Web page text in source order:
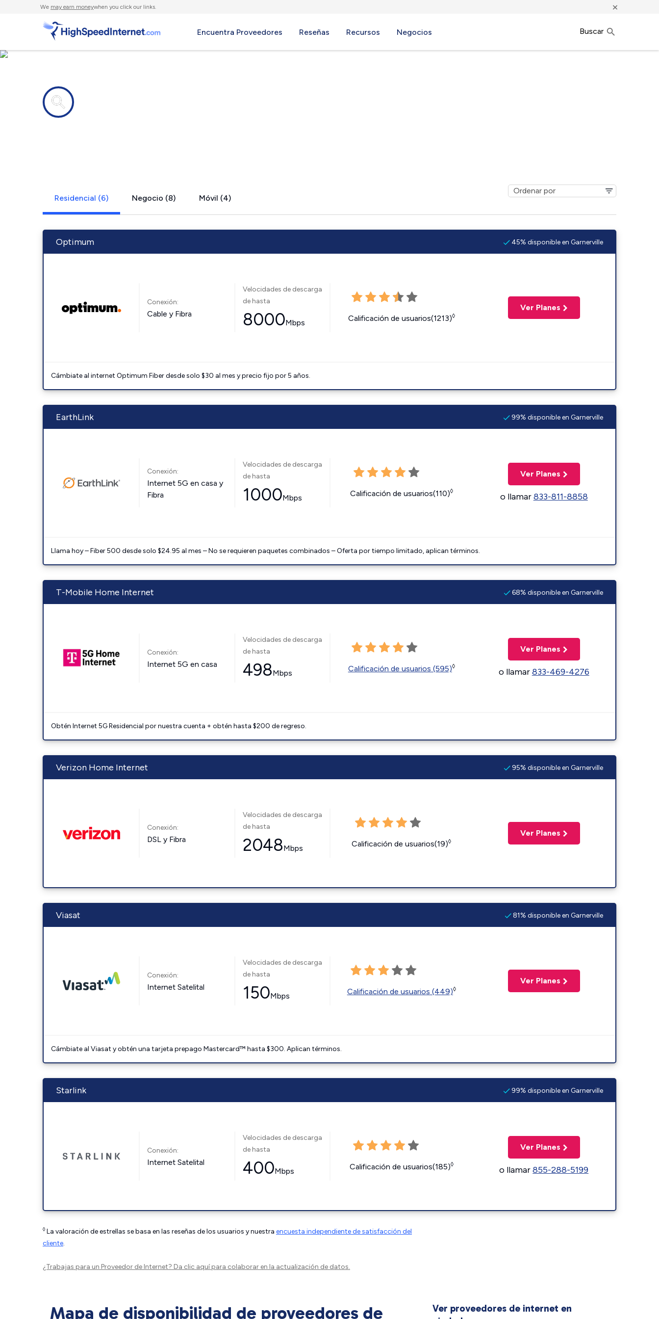
We may earn moneywhen you click our links. ×
Encuentra Proveedores Reseñas Recursos Negocios Buscar
Residencial (6) Negocio (8) Móvil (4)
Optimum 45% disponible en Garnerville
Conexión:
Cable y Fibra
Velocidades de descarga
de hasta
8000Mbps Calificación de usuarios(1213)◊
Ver Planes
Cámbiate al internet Optimum Fiber desde solo $30 al mes y precio fijo por 5 años.
EarthLink 99% disponible en Garnerville
Conexión:
Internet 5G en casa y
Fibra
Velocidades de descarga
de hasta
1000Mbps Calificación de usuarios(110)◊
Ver Planes
o llamar833-811-8858
Llama hoy – Fiber 500 desde solo $24.95 al mes – No se requieren paquetes combinados – Oferta por tiempo limitado, aplican términos.
T-Mobile Home Internet 68% disponible en Garnerville
Conexión:
Internet 5G en casa
Velocidades de descarga
de hasta
498Mbps Calificación de usuarios (595)◊
Ver Planes
o llamar833-469-4276
Obtén Internet 5G Residencial por nuestra cuenta + obtén hasta $200 de regreso.
Verizon Home Internet 95% disponible en Garnerville
Conexión:
DSL y Fibra
Velocidades de descarga
de hasta
2048Mbps Calificación de usuarios(19)◊
Ver Planes
Viasat 81% disponible en Garnerville
Conexión:
Internet Satelital
Velocidades de descarga
de hasta
150Mbps Calificación de usuarios (449)◊
Ver Planes
Cámbiate al Viasat y obtén una tarjeta prepago Mastercard™ hasta $300. Aplican términos.
Starlink 99% disponible en Garnerville
Conexión:
Internet Satelital
Velocidades de descarga
de hasta
400Mbps Calificación de usuarios(185)◊
Ver Planes
o llamar855-288-5199
◊ La valoración de estrellas se basa en las reseñas de los usuarios y nuestra encuesta independiente de satisfacción del
cliente.
¿Trabajas para un Proveedor de Internet? Da clic aquípara colaborar en la actualización de datos.
Mapa de disponibilidad de proveedores de
Ver proveedores de internet en